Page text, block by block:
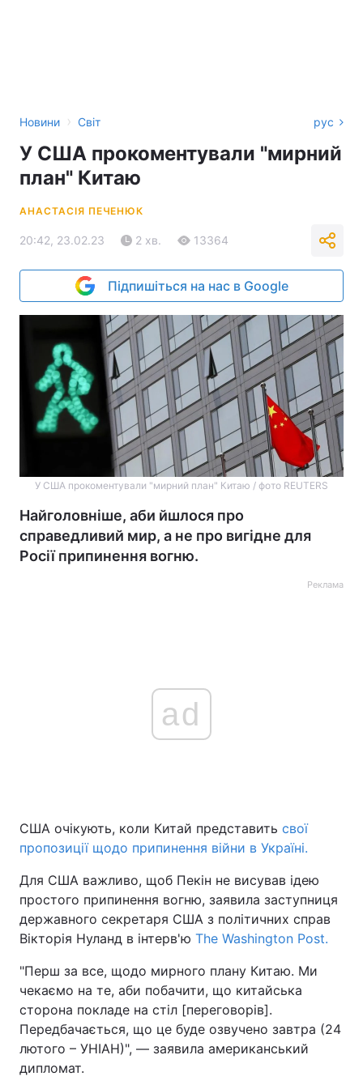
Новини › Світ рус
У США прокоментували "мирний
план" Китаю
АНАСТАСІЯ ПЕЧЕНЮК
20:42, 23.02.23 2 хв. 13364
Підпишіться на нас в Google
У США прокоментували "мирний план" Китаю / фото REUTERS
Найголовніше, аби йшлося про
справедливий мир, а не про вигідне для
Росії припинення вогню.
Реклама
ad
США очікують, коли Китай представить свої
пропозиції щодо припинення війни в Україні.
Для США важливо, щоб Пекін не висував ідею
простого припинення вогню, заявила заступниця
державного секретаря США з політичних справ
Вікторія Нуланд в інтерв'ю The Washington Post.
"Перш за все, щодо мирного плану Китаю. Ми
чекаємо на те, аби побачити, що китайська
сторона покладе на стіл [переговорів].
Передбачається, що це буде озвучено завтра (24
лютого – УНІАН)", — заявила американський
дипломат.